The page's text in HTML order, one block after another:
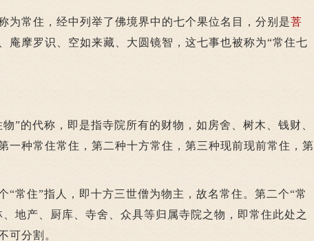
常住，经中列举了佛境界中的七个果位名目，分别是菩
、庵摩罗识、空如来藏、大圆镜智，这七事也被称为“常住七
的代称，即是指寺院所有的财物，如房舍、树木、钱财、
一种常住常住，第二种十方常住，第三种现前现前常住，第
住”指人，即十方三世僧为物主，故名常住。第二个“常
地产、厨库、寺舍、众具等归属寺院之物，即常住此处之
可分割。